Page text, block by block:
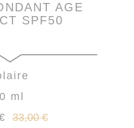
AGE
SPF50
ml
33,00 €